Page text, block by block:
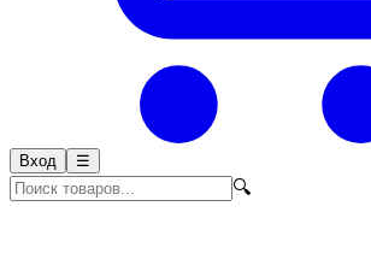
Вход ☰
🔍